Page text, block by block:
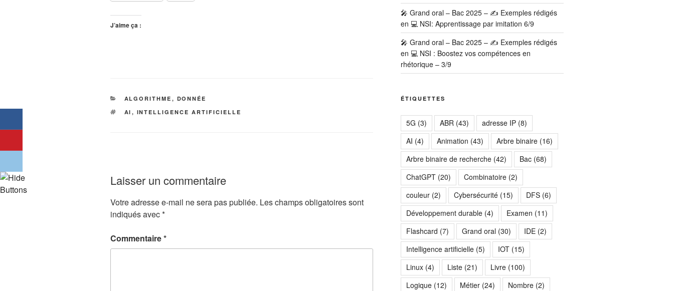
J’aime ça :
CATÉGORIES
ALGORITHME , DONNÉE
ÉTIQUETTES
AI , INTELLIGENCE ARTIFICIELLE
Laisser un commentaire
Votre adresse e-mail ne sera pas publiée. Les champs obligatoires sont
indiqués avec*
Commentaire*
🎤 Grand oral – Bac 2025 – ✍️ Exemples rédigés
en 💻 NSI: Apprentissage par imitation 6/9
🎤 Grand oral – Bac 2025 – ✍️ Exemples rédigés
en 💻 NSI : Boostez vos compétences en
rhétorique – 3/9
ÉTIQUETTES
5G (3) ABR(43) adresse IP(8)
AI (4) Animation (43) Arbre binaire(16)
Arbre binaire de recherche(42) Bac(68)
ChatGPT(20) Combinatoire(2)
couleur(2) Cybersécurité(15) DFS(6)
Développement durable(4) Examen (11)
Flashcard (7) Grand oral(30) IDE(2)
Intelligence artificielle(5) IOT(15)
Linux(4) Liste(21) Livre(100)
Logique(12) Métier(24) Nombre(2)